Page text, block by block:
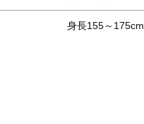
身長155～175cm